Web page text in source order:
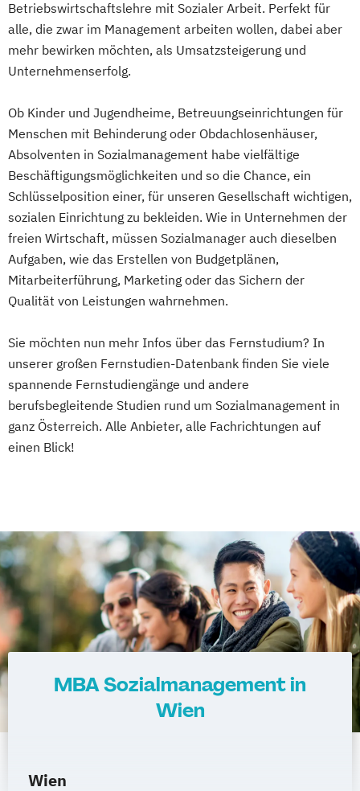
Betriebswirtschaftslehre mit Sozialer Arbeit. Perfekt für
alle, die zwar im Management arbeiten wollen, dabei aber
mehr bewirken möchten, als Umsatzsteigerung und
Unternehmenserfolg.
Ob Kinder und Jugendheime, Betreuungseinrichtungen für
Menschen mit Behinderung oder Obdachlosenhäuser,
Absolventen in Sozialmanagement habe vielfältige
Beschäftigungsmöglichkeiten und so die Chance, ein
Schlüsselposition einer, für unseren Gesellschaft wichtigen,
sozialen Einrichtung zu bekleiden. Wie in Unternehmen der
freien Wirtschaft, müssen Sozialmanager auch dieselben
Aufgaben, wie das Erstellen von Budgetplänen,
Mitarbeiterführung, Marketing oder das Sichern der
Qualität von Leistungen wahrnehmen.
Sie möchten nun mehr Infos über das Fernstudium? In
unserer großen Fernstudien-Datenbank finden Sie viele
spannende Fernstudiengänge und andere
berufsbegleitende Studien rund um Sozialmanagement in
ganz Österreich. Alle Anbieter, alle Fachrichtungen auf
einen Blick!
MBA Sozialmanagement in
Wien
Wien